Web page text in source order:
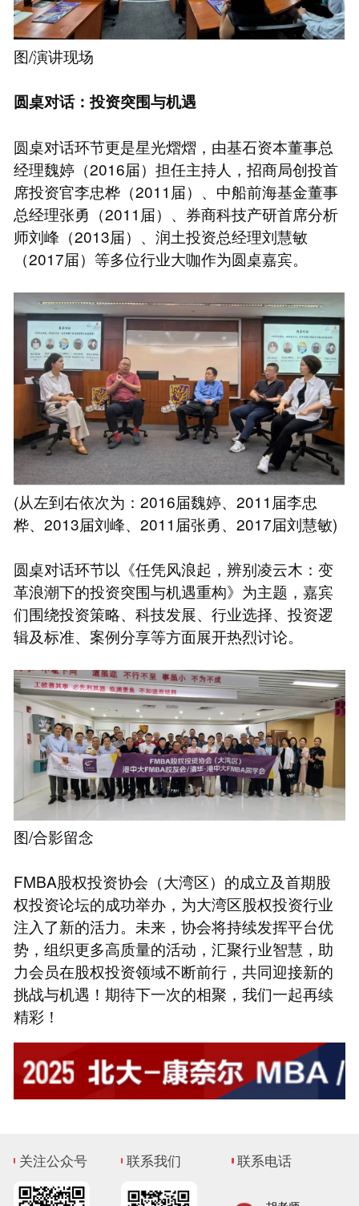
图/演讲现场
圆桌对话：投资突围与机遇
圆桌对话环节更是星光熠熠，由基石资本董事总
经理魏婷（2016届）担任主持人，招商局创投首
席投资官李忠桦（2011届）、中船前海基金董事
总经理张勇（2011届）、券商科技产研首席分析
师刘峰（2013届）、润土投资总经理刘慧敏
（2017届）等多位行业大咖作为圆桌嘉宾。
(从左到右依次为：2016届魏婷、2011届李忠
桦、2013届刘峰、2011届张勇、2017届刘慧敏)
圆桌对话环节以《任凭风浪起，辨别凌云木：变
革浪潮下的投资突围与机遇重构》为主题，嘉宾
们围绕投资策略、科技发展、行业选择、投资逻
辑及标准、案例分享等方面展开热烈讨论。
图/合影留念
FMBA股权投资协会（大湾区）的成立及首期股
权投资论坛的成功举办，为大湾区股权投资行业
注入了新的活力。未来，协会将持续发挥平台优
势，组织更多高质量的活动，汇聚行业智慧，助
力会员在股权投资领域不断前行，共同迎接新的
挑战与机遇！期待下一次的相聚，我们一起再续
精彩！
关注公众号 联系我们 联系电话